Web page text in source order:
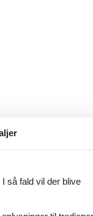
så fald vil der blive